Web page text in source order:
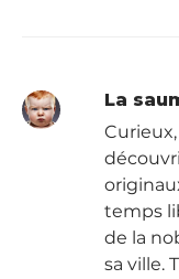
La
temps
de la
sa ville.